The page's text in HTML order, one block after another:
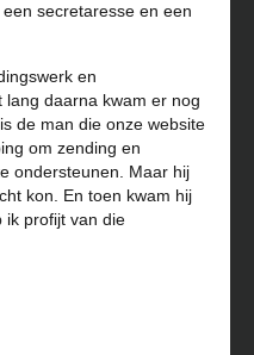
secretaresse en een
en
daarna kwam er nog
de man die onze website
om zending en
ondersteunen. Maar hij
kon. En toen kwam hij
ik profijt van die